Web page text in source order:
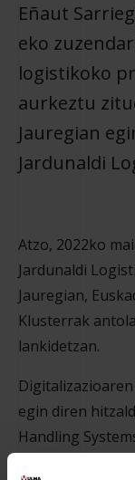
Eñaut
eko
logistikoko
aurkeztu
Jauregian
Jardunaldi
Atzo, 2022ko
Jardunaldi
Jauregian,
Klusterrak
lankidetzan.
egin diren
Handling